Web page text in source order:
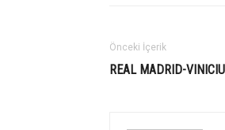
Önceki İçerik
REAL MADRID-